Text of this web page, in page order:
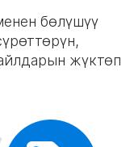
бөлүшүү
жүктөп